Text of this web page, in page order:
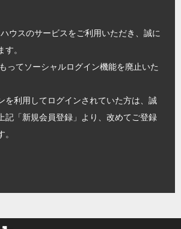
ウスのサービスをご利用いただき、誠に
。
ってソーシャルログイン機能を廃止いた
を利用してログインされていた方は、誠
記「新規会員登録」より、改めてご登録